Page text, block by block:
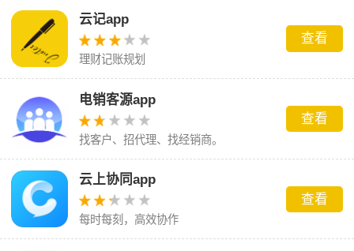
云记app
理财记账规划
查看
电销客源app
找客户、招代理、找经销商。
查看
云上协同app
每时每刻，高效协作
查看